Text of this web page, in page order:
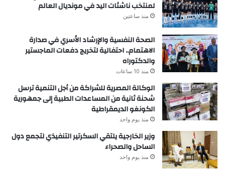
لمنتخب ناشئات اليد في مونديال العالم
منذ ساعتين
الصحة النفسية والإرشاد الأسري في صدارة
الاهتمام.. احتفالية لتخريج دفعات الماجستير
والدكتوراه
منذ 10 ساعات
الوكالة المصرية للشراكة من أجل التنمية ترسل
شحنة ثانية من المساعدات الطبية إلى جمهورية
الكونغو الديمقراطية
منذ يوم واحد
وزير الخارجية يلتقي السكرتير التنفيذي لتجمع دول
الساحل والصحراء
منذ يوم واحد